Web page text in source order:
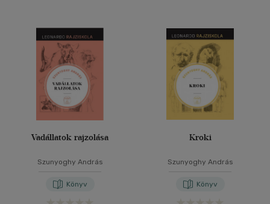
Vadállatok rajzolása
Szunyoghy András
Könyv
Kroki
Szunyoghy András
Könyv